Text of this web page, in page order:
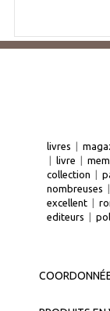
livres |
| livre |
collection |
nombreuses |
excellent |
editeurs |